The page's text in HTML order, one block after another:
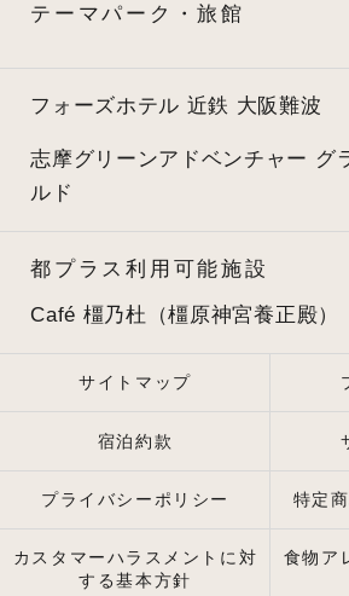
テーマパーク・旅館
フォーズホテル 近鉄 大阪難波
志摩グリーンアドベンチャー グ
ルド
都プラス利用可能施設
Café 橿乃杜（橿原神宮養正殿）
サイトマップ
宿泊約款
プライバシーポリシー 特定
カスタマーハラスメントに対
する基本方針
食物ア